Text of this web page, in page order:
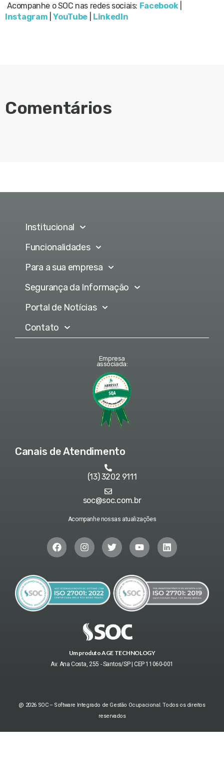
Acompanhe o SOC nas redes sociais: Facebook
Instagram |YouTube LinkedIn
Comentários
Institucional
Funcionalidades
Para a sua empresa
Segurança da Informação
Portal de Notícias
Contato
Empresa
associada:
Canais de Atendimento
(13) 3202 9111
soc@soc.com.br
Acompanhe nossas atualizações
Um produto AGE TECHNOLOGY
Av. Ana Costa, 255 - Santos/SP | CEP 11060-001
@ 2026 SOC – Software Integrado de Gestão Ocupacional. Todos os direitos
reservados